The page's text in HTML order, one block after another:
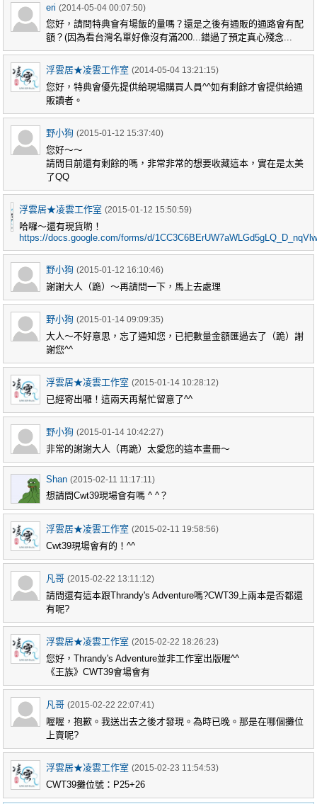
eri (2014-05-04 00:07:50)
您好，請問特典會有場飯的量嗎？還是之後有通販的通路會有配
額？(因為看台灣名單好像沒有滿200...錯過了預定真心殘念...
浮雲居★凌雲工作室 (2014-05-04 13:21:15)
您好，特典會優先提供給現場購買人員^^如有剩餘才會提供給通
販讀者。
野小狗 (2015-01-12 15:37:40)
您好～～
請問目前還有剩餘的嗎，非常非常的想要收藏這本，實在是太美
了QQ
浮雲居★凌雲工作室 (2015-01-12 15:50:59)
哈囉～還有現貨喲！
https://docs.google.com/forms/d/
野小狗 (2015-01-12 16:10:46)
謝謝大人（跪）～再請問一下，馬上去處理
野小狗 (2015-01-14 09:09:35)
大人～不好意思，忘了通知您，已把數量金額匯過去了（跪）謝
謝您^^
浮雲居★凌雲工作室 (2015-01-14 10:28:12)
已經寄出囉！這兩天再幫忙留意了^^
野小狗 (2015-01-14 10:42:27)
非常的謝謝大人（再跪）太愛您的這本畫冊～
Shan (2015-02-11 11:17:11)
想請問Cwt39現場會有嗎 ^ ^？
浮雲居★凌雲工作室 (2015-02-11 19:58:56)
Cwt39現場會有的！^^
凡哥 (2015-02-22 13:11:12)
請問還有這本跟Thrandy's Adventure嗎?CWT39上兩本是否都還
有呢?
浮雲居★凌雲工作室 (2015-02-22 18:26:23)
您好，Thrandy's Adventure並非工作室出版喔^^
《王族》CWT39會場會有
凡哥 (2015-02-22 22:07:41)
喔喔，抱歉。我送出去之後才發現。為時已晚。那是在哪個攤位
上賣呢?
浮雲居★凌雲工作室 (2015-02-23 11:54:53)
CWT39攤位號：P25+26